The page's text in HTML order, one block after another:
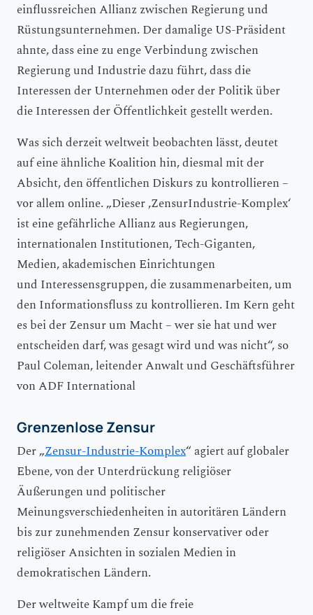
einflussreichen Allianz zwischen Regierung und
Rüstungsunternehmen. Der damalige US-Präsident
ahnte, dass eine zu enge Verbindung zwischen
Regierung und Industrie dazu führt, dass die
Interessen der Unternehmen oder der Politik über
die Interessen der Öffentlichkeit gestellt werden.
Was sich derzeit weltweit beobachten lässt, deutet
auf eine ähnliche Koalition hin, diesmal mit der
Absicht, den öffentlichen Diskurs zu kontrollieren –
vor allem online. „Dieser ,ZensurIndustrie-Komplex‘
ist eine gefährliche Allianz aus Regierungen,
internationalen Institutionen, Tech-Giganten,
Medien, akademischen Einrichtungen
und Interessensgruppen, die zusammenarbeiten, um
den Informationsfluss zu kontrollieren. Im Kern geht
es bei der Zensur um Macht – wer sie hat und wer
entscheiden darf, was gesagt wird und was nicht“, so
Paul Coleman, leitender Anwalt und Geschäftsführer
von ADF International
Grenzenlose Zensur
Der „Zensur-Industrie-Komplex“ agiert auf globaler
Ebene, von der Unterdrückung religiöser
Äußerungen und politischer
Meinungsverschiedenheiten in autoritären Ländern
bis zur zunehmenden Zensur konservativer oder
religiöser Ansichten in sozialen Medien in
demokratischen Ländern.
Der weltweite Kampf um die freie